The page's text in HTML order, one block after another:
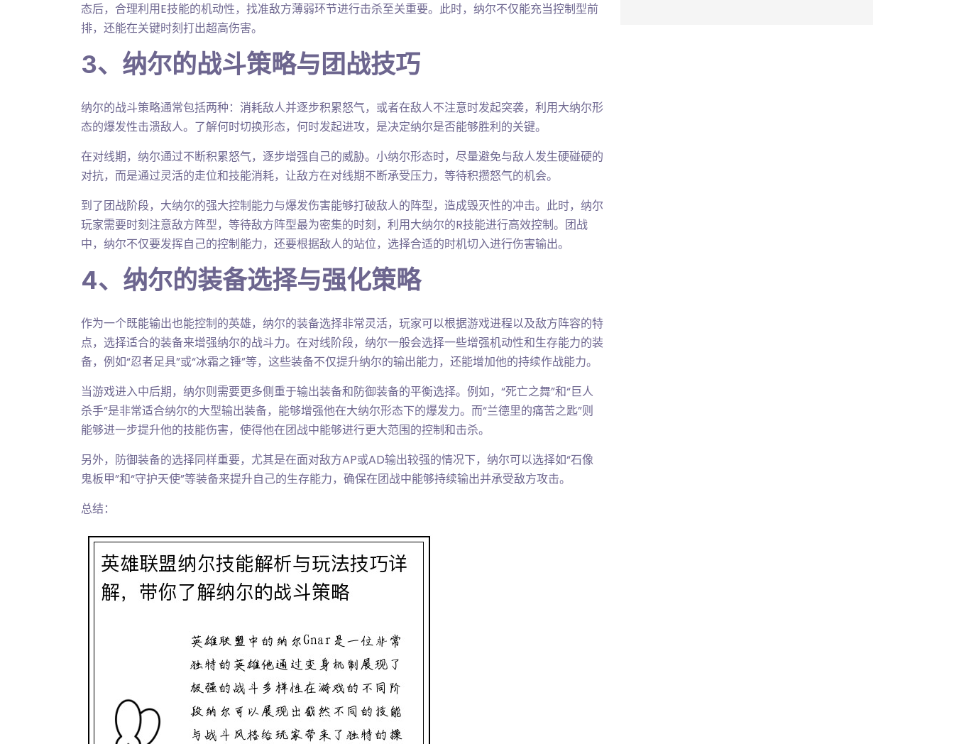
态后，合理利用E技能的机动性，找准敌方薄弱环节进行击杀至关重要。此时，纳尔不仅能充当控制型前
排，还能在关键时刻打出超高伤害。
3、纳尔的战斗策略与团战技巧
纳尔的战斗策略通常包括两种：消耗敌人并逐步积累怒气，或者在敌人不注意时发起突袭，利用大纳尔形
态的爆发性击溃敌人。了解何时切换形态，何时发起进攻，是决定纳尔是否能够胜利的关键。
在对线期，纳尔通过不断积累怒气，逐步增强自己的威胁。小纳尔形态时，尽量避免与敌人发生硬碰硬的
对抗，而是通过灵活的走位和技能消耗，让敌方在对线期不断承受压力，等待积攒怒气的机会。
到了团战阶段，大纳尔的强大控制能力与爆发伤害能够打破敌人的阵型，造成毁灭性的冲击。此时，纳尔
玩家需要时刻注意敌方阵型，等待敌方阵型最为密集的时刻，利用大纳尔的R技能进行高效控制。团战
中，纳尔不仅要发挥自己的控制能力，还要根据敌人的站位，选择合适的时机切入进行伤害输出。
4、纳尔的装备选择与强化策略
作为一个既能输出也能控制的英雄，纳尔的装备选择非常灵活，玩家可以根据游戏进程以及敌方阵容的特
点，选择适合的装备来增强纳尔的战斗力。在对线阶段，纳尔一般会选择一些增强机动性和生存能力的装
备，例如“忍者足具”或“冰霜之锤”等，这些装备不仅提升纳尔的输出能力，还能增加他的持续作战能力。
当游戏进入中后期，纳尔则需要更多侧重于输出装备和防御装备的平衡选择。例如，“死亡之舞”和“巨人
杀手”是非常适合纳尔的大型输出装备，能够增强他在大纳尔形态下的爆发力。而“兰德里的痛苦之匙”则
能够进一步提升他的技能伤害，使得他在团战中能够进行更大范围的控制和击杀。
另外，防御装备的选择同样重要，尤其是在面对敌方AP或AD输出较强的情况下，纳尔可以选择如“石像
鬼板甲”和“守护天使”等装备来提升自己的生存能力，确保在团战中能够持续输出并承受敌方攻击。
总结：